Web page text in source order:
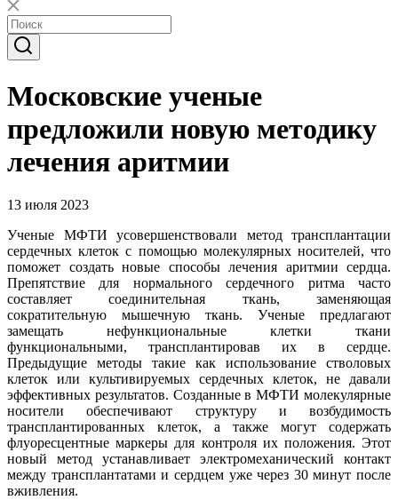
Московские ученые
предложили новую методику
лечения аритмии
13 июля 2023
Ученые МФТИ усовершенствовали метод трансплантации
сердечных клеток с помощью молекулярных носителей, что
поможет создать новые способы лечения аритмии сердца.
Препятствие для нормального сердечного ритма часто
составляет соединительная ткань, заменяющая
сократительную мышечную ткань. Ученые предлагают
замещать нефункциональные клетки ткани
функциональными, трансплантировав их в сердце.
Предыдущие методы такие как использование стволовых
клеток или культивируемых сердечных клеток, не давали
эффективных результатов. Созданные в МФТИ молекулярные
носители обеспечивают структуру и возбудимость
трансплантированных клеток, а также могут содержать
флуоресцентные маркеры для контроля их положения. Этот
новый метод устанавливает электромеханический контакт
между трансплантатами и сердцем уже через 30 минут после
вживления.